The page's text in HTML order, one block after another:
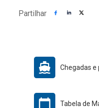
Partilhar
Chegadas e
Tabela de